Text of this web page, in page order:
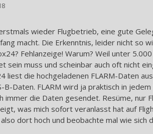
wieder Flugbetrieb, eine gute
macht. Die Erkenntnis, leider nicht so
Fehlanzeige! Warum? Weil unter
sein muss und scheinbar auch oft nicht
liest die hochgeladenen FLARM-Daten
B-Daten. FLARM wird ja praktisch in
immer die Daten gesendet. Resüme, nur
was mich sofort veranlasst hat auf
dort hoch und beobachte mal wie sich